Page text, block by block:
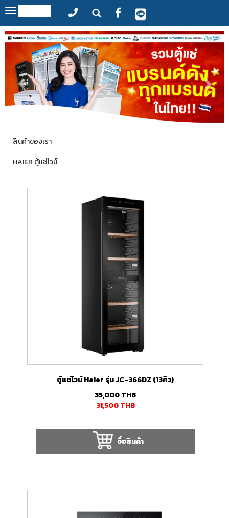
Toggle
navigation
สินค้าของเรา
HAIER ตู้แช่ไวน์
ตู้แช่ไวน์ Haier รุ่น JC-366DZ (13คิว)
35,000THB
31,500THB
ซื้อสินค้า